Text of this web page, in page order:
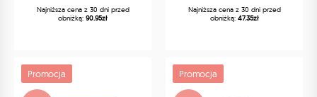
Najniższa cena z 30 dni przed
obniżką: 90.95zł
Najniższa cena z 30 dni przed
obniżką: 47.35zł
Promocja Promocja